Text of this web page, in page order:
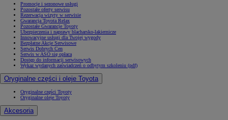
Promocje i sezonowe usługi
Pozostałe oferty serwisu
Rezerwacja wizyty w serwisie
Gwarancja Toyota Relax
Pozostałe Gwarancje Toyoty
Ubezpieczenia i naprawy blacharsko-lakiernicze
Innowacyjne usługi dla Twojej wygody
Bezpłatne Akcje Serwisowe
Serwis Dobrych Cen
Serwis w ASO się opłaca
Dostęp do informacji serwisowych
Wykaz wydanych zaświadczeń o odbytym szkoleniu (pdf)
Oryginalne części i oleje Toyota
Oryginalne części Toyoty
Oryginalne oleje Toyoty
Akcesoria